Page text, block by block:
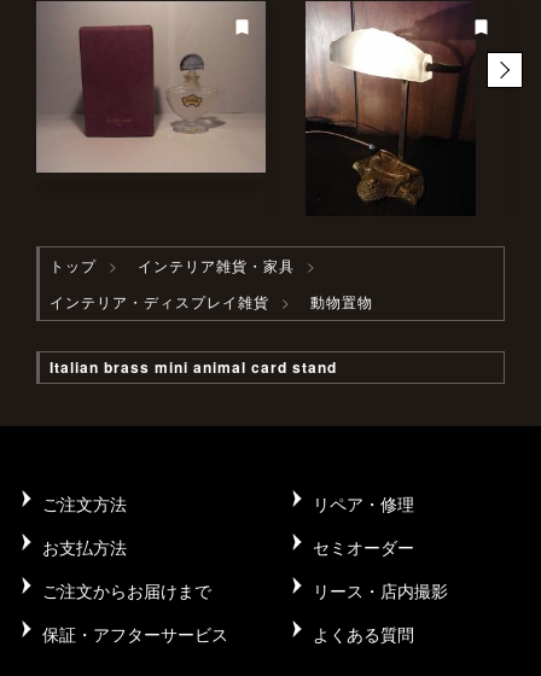
トップ
インテリア雑貨・家具
インテリア・ディスプレイ雑貨
動物置物
Italian brass mini animal card stand
ご注文方法
リペア・修理
お支払方法
セミオーダー
ご注文からお届けまで
リース・店内撮影
保証・アフターサービス
よくある質問